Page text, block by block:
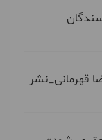
قهرمانی_نشر